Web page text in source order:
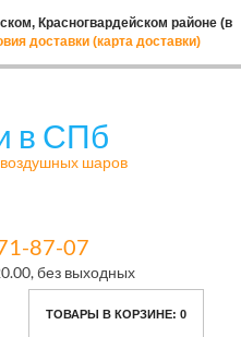
Красногвардейском районе (в
доставки (карта доставки)
в СПб
шаров
87-07
без выходных
ТОВАРЫ В КОРЗИНЕ: 0